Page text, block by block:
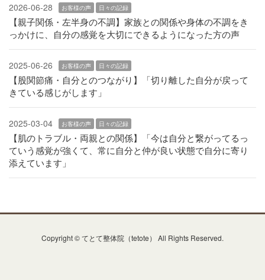
2026-06-28 お客様の声 日々の記録
【親子関係・左半身の不調】家族との関係や身体の不調をき
っかけに、自分の感覚を大切にできるようになった方の声
2025-06-26 お客様の声 日々の記録
【股関節痛・自分とのつながり】「切り離した自分が戻って
きている感じがします」
2025-03-04 お客様の声 日々の記録
【肌のトラブル・両親との関係】「今は自分と繋がってるっ
ていう感覚が強くて、常に自分と仲が良い状態で自分に寄り
添えています」
Copyright © てとて整体院（tetote） All Rights Reserved.